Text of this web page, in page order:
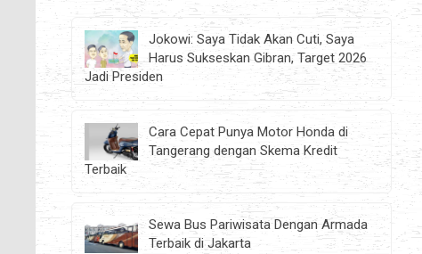
Jokowi: Saya Tidak Akan Cuti, Saya
Harus Sukseskan Gibran, Target 2026
Jadi Presiden
Cara Cepat Punya Motor Honda di
Tangerang dengan Skema Kredit
Terbaik
Sewa Bus Pariwisata Dengan Armada
Terbaik di Jakarta